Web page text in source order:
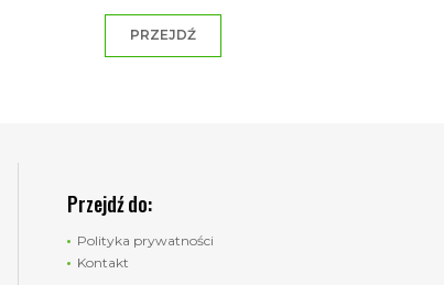
PRZEJDŹ
Przejdź do:
Polityka prywatności
Kontakt